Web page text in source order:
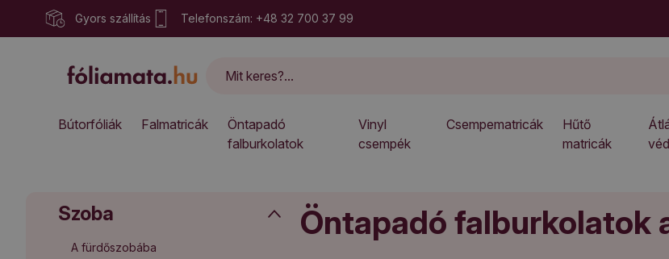
Gyors szállítás Telefonszám: +48 32 700 37 99
Bútorfóliák Falmatricák
Öntapadó
falburkolatok
Vinyl
csempék
Csempematricák
Hűtő
matricák
Szoba
A fürdőszobába
Öntapadó falburkolatok